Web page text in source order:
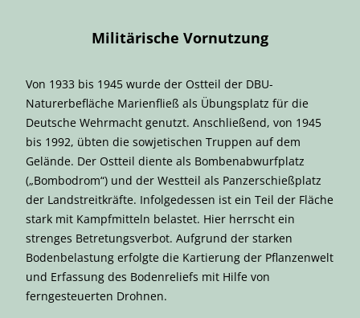
Militärische Vornutzung
Von 1933 bis 1945 wurde der Ostteil der DBU-
Naturerbefläche Marienfließ als Übungsplatz für die
Deutsche Wehrmacht genutzt. Anschließend, von 1945
bis 1992, übten die sowjetischen Truppen auf dem
Gelände. Der Ostteil diente als Bombenabwurfplatz
(„Bombodrom“) und der Westteil als Panzerschießplatz
der Landstreitkräfte. Infolgedessen ist ein Teil der Fläche
stark mit Kampfmitteln belastet. Hier herrscht ein
strenges Betretungsverbot. Aufgrund der starken
Bodenbelastung erfolgte die Kartierung der Pflanzenwelt
und Erfassung des Bodenreliefs mit Hilfe von
ferngesteuerten Drohnen.